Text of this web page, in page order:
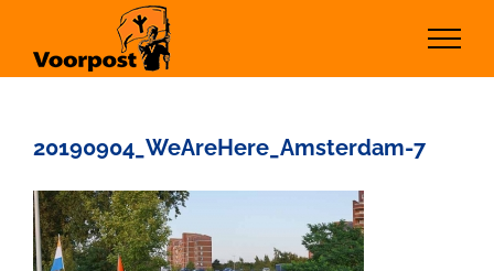
inhoud
20190904_WeAreHere_Amsterdam-7